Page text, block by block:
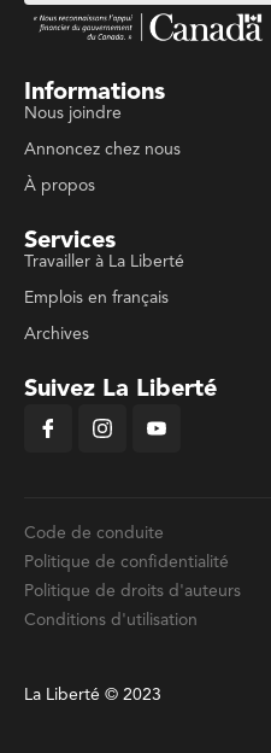
Informations
Nous joindre
Annoncez chez nous
À propos
Services
Travailler à La Liberté
Emplois en français
Archives
Suivez La Liberté
Code de conduite
Politique de confidentialité
Politique de droits d'auteurs
Conditions d'utilisation
La Liberté © 2023